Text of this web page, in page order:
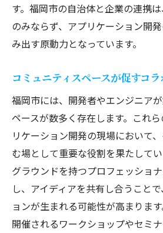
す。福岡市の自治体と企業の連携
のみならず、アプリケーション開
み出す原動力となっています。
コミュニティスペースが促すコ
福岡市には、開発者やエンジニア
ペースが数多く存在します。これ
リケーション開発の現場において
む場として重要な役割を果たして
グラウンドを持つプロフェッショ
し、アイディアを共有し合うこと
ョンが生まれる可能性が高まりま
開催されるワークショップやセミ